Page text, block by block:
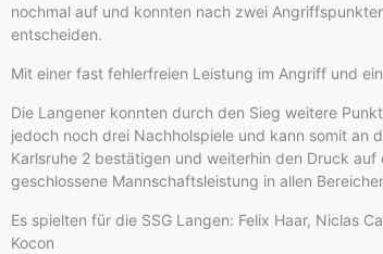
nochmal auf und konnten nach zwei
entscheiden.
Mit einer fast fehlerfreien Leistung im Angriff und
Die Langener konnten durch den Sieg weitere
jedoch noch drei Nachholspiele und kann somit an
Karlsruhe 2 bestätigen und weiterhin den Druck
geschlossene Mannschaftsleistung in allen
Es spielten für die SSG Langen: Felix Haar, Niclas
Kocon